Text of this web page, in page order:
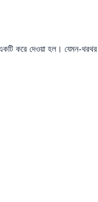
করে দেওয়া হল। যেমন-থরথর